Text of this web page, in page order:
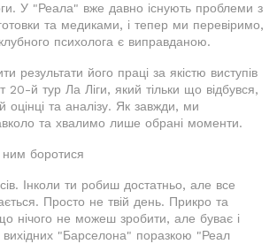
У "Реала" вже давно існують проблеми з
та медиками, і тепер ми перевіримо,
психолога є виправданою.
результати його праці за якістю виступів
20-й тур Ла Ліги, який тільки що відбувся,
оцінці та аналізу. Як завжди, ми
та хвалимо лише обрані моменти.
ним боротися
Інколи ти робиш достатньо, але все
Просто не твій день. Прикро та
нічого не можеш зробити, але буває і
"Барселона" поразкою "Реал